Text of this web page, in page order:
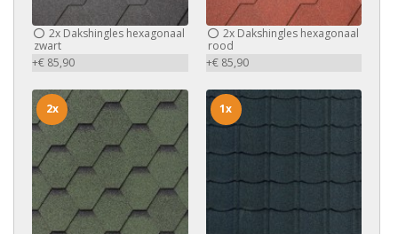
2x Dakshingles hexagonaal
zwart
+€ 85,90
2xDakshingles hexagonaal
rood
+€ 85,90
2x 1x